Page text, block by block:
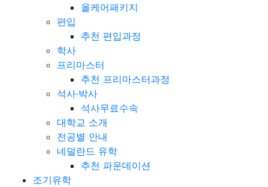
올케어패키지
편입
추천 편입과정
학사
프리마스터
추천 프리마스터과정
석사·박사
석사무료수속
대학교 소개
전공별 안내
네덜란드 유학
추천 파운데이션
조기유학